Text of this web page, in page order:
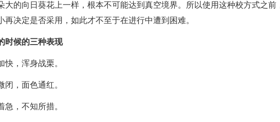
大的向日葵花上一样，根本不可能达到真空境界。所以使用这种校方式之前
再决定是否采用，如此才不至于在进行中遭到困难。
时候的三种表现
快，浑身战栗。
闭，面色通红。
急，不知所措。